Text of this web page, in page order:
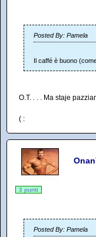
Posted By: Pamela
Il caffé è buono
O.T. . . . Ma staje
( :
3 punti
Posted By: Pamela